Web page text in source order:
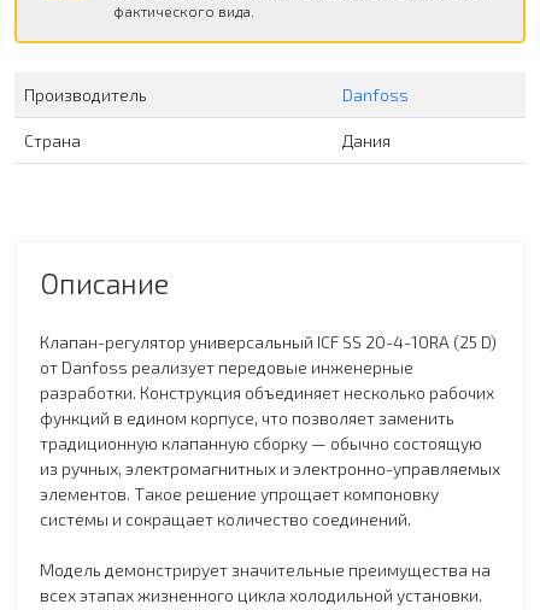
фактического вида.
Производитель Danfoss
Страна Дания
Описание
Клапан-регулятор универсальный ICF SS 20-4-10RA (25 D)
от Danfoss реализует передовые инженерные
разработки. Конструкция объединяет несколько рабочих
функций в едином корпусе, что позволяет заменить
традиционную клапанную сборку — обычно состоящую
из ручных, электромагнитных и электронно-управляемых
элементов. Такое решение упрощает компоновку
системы и сокращает количество соединений.
Модель демонстрирует значительные преимущества на
всех этапах жизненного цикла холодильной установки.